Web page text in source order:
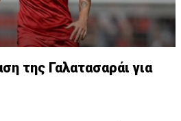
της Γαλατασαράι για